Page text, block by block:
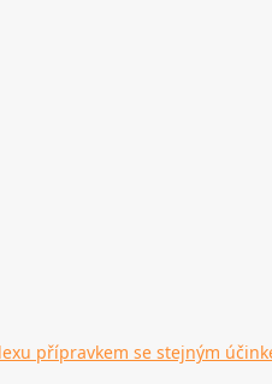
přípravkem se stejným